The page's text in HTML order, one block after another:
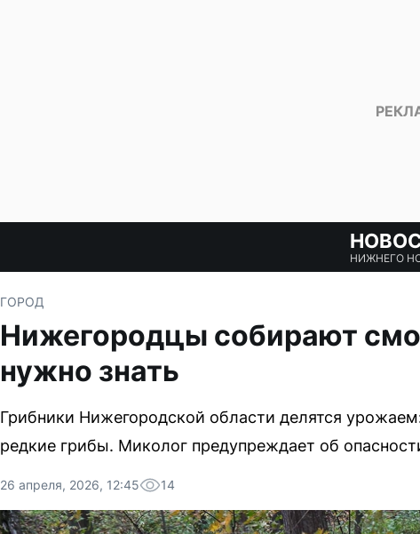
НИЖНЕГО
ГОРОД
Нижегородцы собирают
нужно знать
Грибники Нижегородской области делятся
редкие грибы. Миколог предупреждает об
26 апреля, 2026, 12:45 14